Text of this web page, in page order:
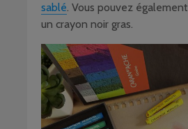
sablé. Vous pouvez
un crayon noir gras.